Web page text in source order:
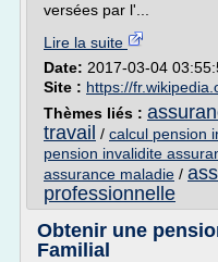
versées par l'...
Lire la suite
Date: 2017-03-04
Site : https://
Thèmes liés :
travail / calcul pension
pension invalidite
assurance maladie /
professionnelle
Obtenir une
Familial